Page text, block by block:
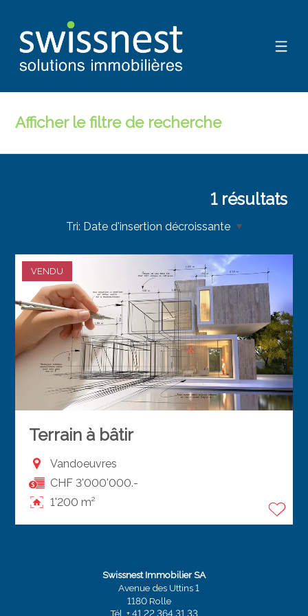
Afficher le filtre de recherche
1résultats
Tri: Date d'insertion décroissante
VENDU
Terrain à bâtir
Vandoeuvres
CHF 3'000'000.-
1'200 m²
Swissnest Immobilier SA
Avenue des Uttins 1
1180 Rolle
Tél. + 41 22 364 31 33